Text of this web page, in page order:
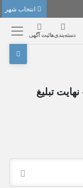
دسته‌بندی‌هاثبت آگهی